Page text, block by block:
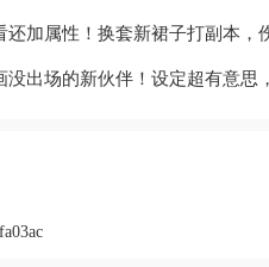
还加属性！换套新裙子打副本，
没出场的新伙伴！设定超有意思